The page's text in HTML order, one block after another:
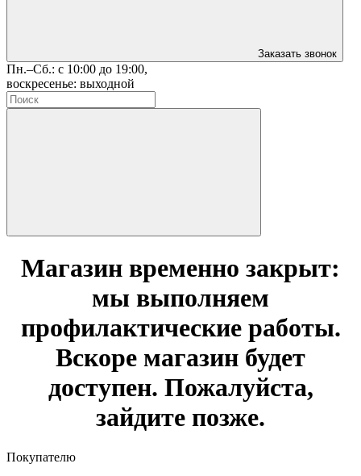
Заказать звонок
Пн.–Сб.: с 10:00 до 19:00,
воскресенье: выходной
Магазин временно закрыт:
мы выполняем
профилактические работы.
Вскоре магазин будет
доступен. Пожалуйста,
зайдите позже.
Покупателю